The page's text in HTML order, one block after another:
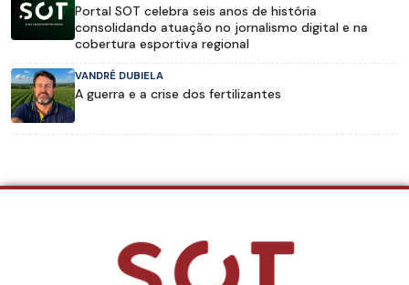
Portal SOT celebra seis anos de história
consolidando atuação no jornalismo digital e na
cobertura esportiva regional
VANDRÉ DUBIELA
A guerra e a crise dos fertilizantes